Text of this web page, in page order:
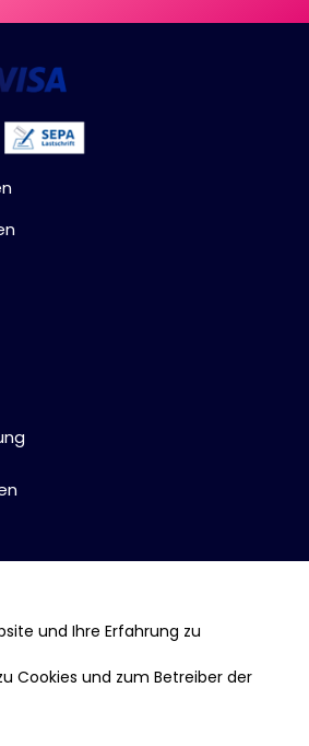
und Ihre Erfahrung zu
Cookies und zum Betreiber der